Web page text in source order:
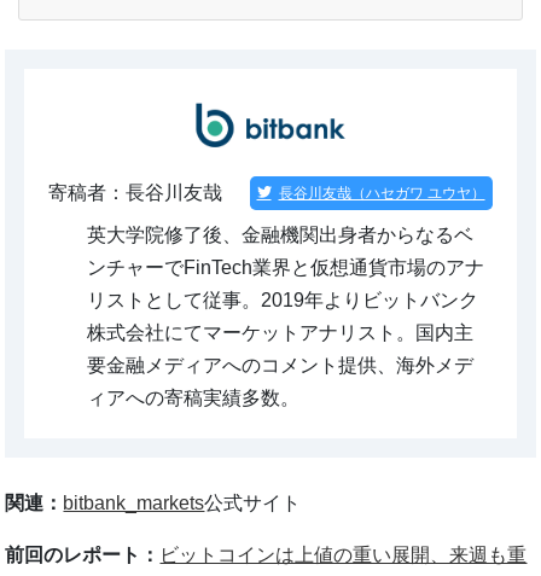
寄稿者：長谷川友哉 長谷川友哉（ハセガワ ユウヤ）
英大学院修了後、金融機関出身者からなるベ
ンチャーでFinTech業界と仮想通貨市場のアナ
リストとして従事。2019年よりビットバンク
株式会社にてマーケットアナリスト。国内主
要金融メディアへのコメント提供、海外メデ
ィアへの寄稿実績多数。
関連： bitbank_markets公式サイト
前回のレポート： ビットコインは上値の重い展開、来週も重